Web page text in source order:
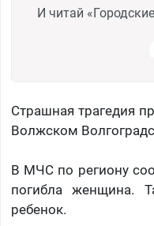
И читай
Страшная трагедия
Волжском
В МЧС по региону
погибла женщина.
ребенок.